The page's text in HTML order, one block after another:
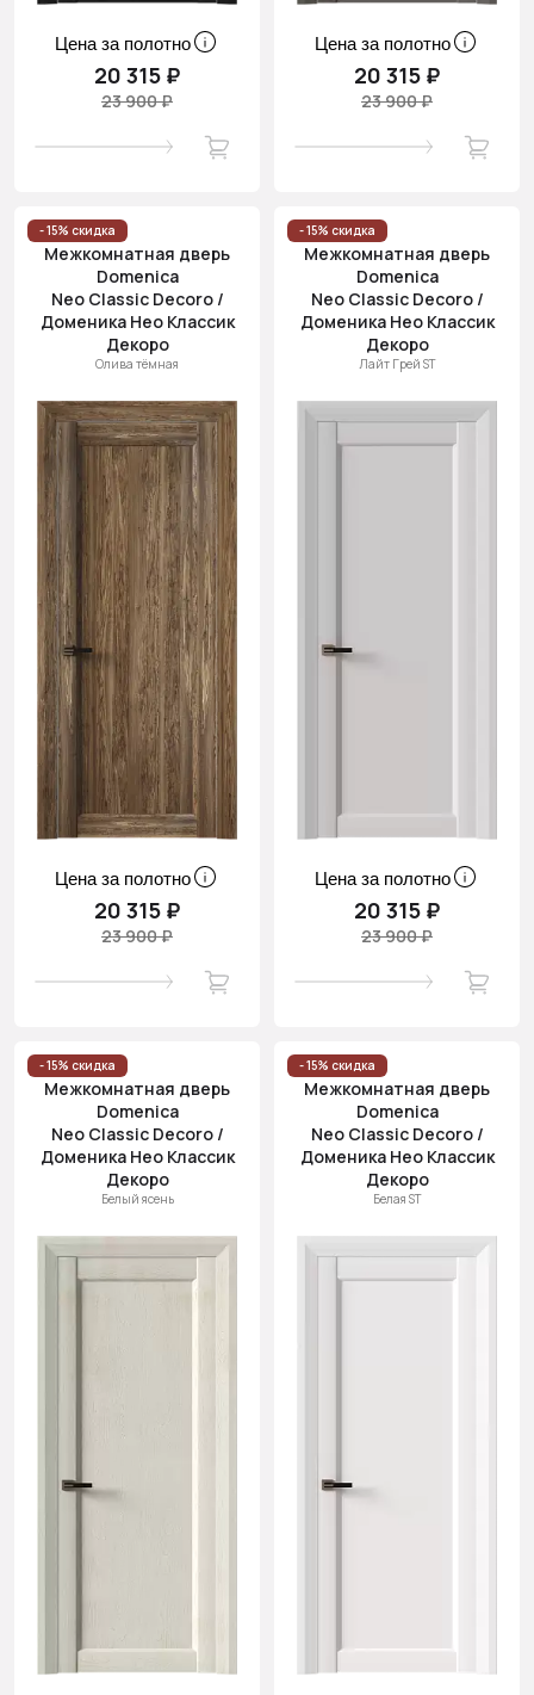
Цена за полотно
20 315 ₽
23 900 ₽
Цена за полотно
20 315 ₽
23 900 ₽
- 15% скидка
Межкомнатная дверь
Domenica
Neo Classic Decoro /
Доменика Нео Классик
Декоро
Олива тёмная
Цена за полотно
20 315 ₽
23 900 ₽
- 15% скидка
Межкомнатная дверь
Domenica
Neo Classic Decoro /
Доменика Нео Классик
Декоро
Лайт Грей ST
Цена за полотно
20 315 ₽
23 900 ₽
- 15% скидка
Межкомнатная дверь
Domenica
Neo Classic Decoro /
Доменика Нео Классик
Декоро
Белый ясень
- 15% скидка
Межкомнатная дверь
Domenica
Neo Classic Decoro /
Доменика Нео Классик
Декоро
Белая ST